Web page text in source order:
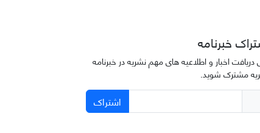
خبرنامه
دریافت اخبار و اطلاعیه های مهم نشریه در خبرنامه
مشترک شوید.
اشتراک